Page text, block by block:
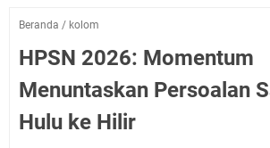
Beranda / kolom
HPSN 2026: Momentum
Menuntaskan Persoalan
Hulu ke Hilir